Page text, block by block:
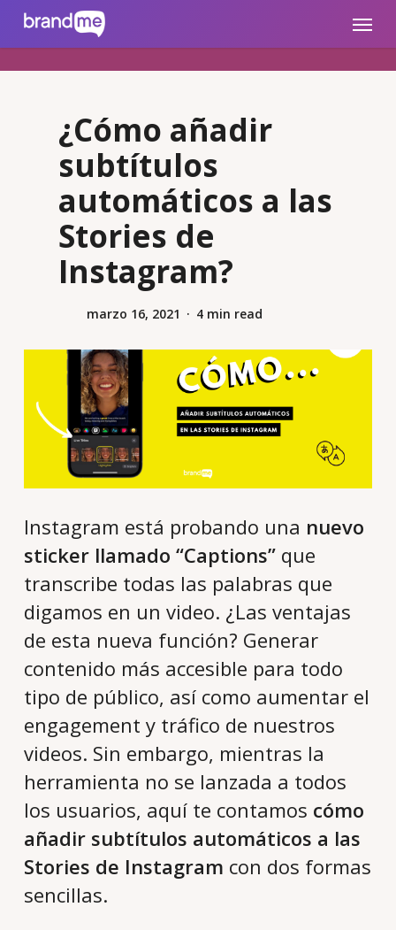
brandme.la Menu
¿Cómo añadir
subtítulos
automáticos a las
Stories de
Instagram?
marzo 16, 2021 4 min read
Instagram está probando una nuevo
sticker llamado “Captions”que
transcribe todas las palabras que
digamos en un video. ¿Las ventajas
de esta nueva función? Generar
contenido más accesible para todo
tipo de público, así como aumentar el
engagement y tráfico de nuestros
videos. Sin embargo, mientras la
herramienta no se lanzada a todos
los usuarios, aquí te contamos cómo
añadir subtítulos automáticos a las
Stories de Instagram con dos formas
sencillas.